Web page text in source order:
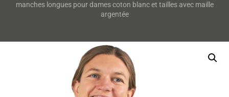
manches longues pour dames coton blanc et tailles avec maille
argentée